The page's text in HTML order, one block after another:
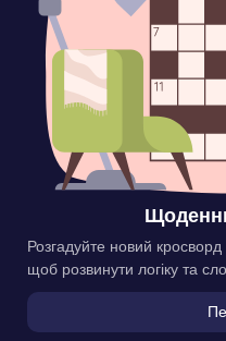
Розгадуйте новий
щоб розвинути логіку та